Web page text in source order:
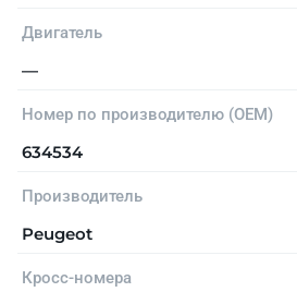
Двигатель
—
Номер по производителю (OEM)
634534
Производитель
Peugeot
Кросс-номера